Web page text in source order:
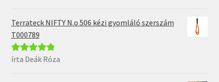
Terrateck NIFTY N.o 506 kézi gyomláló szerszám
T000789
Értékelés: 5/
írta Deák Róza